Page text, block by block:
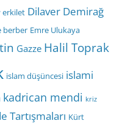
erkilet Dilaver Demirağ
berber Emre Ulukaya
Gazze Halil Toprak
islam düşüncesi islami
kadrican mendi kriz
Tartışmaları Kürt